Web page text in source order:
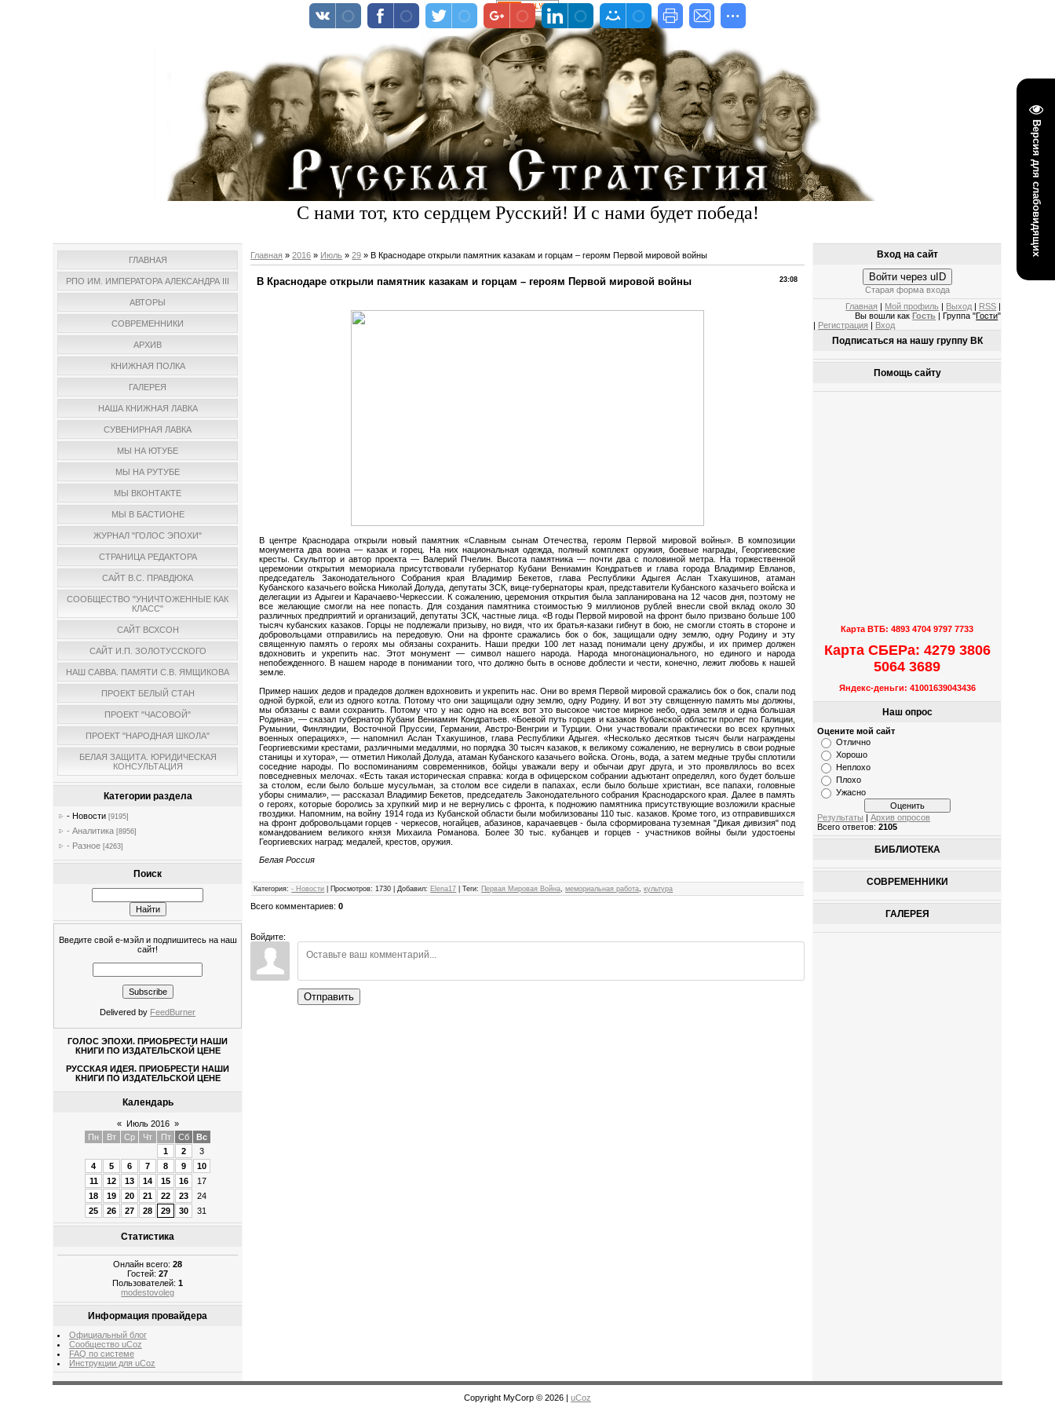
Версия для слабовидящих
С нами тот, кто сердцем Русский! И с нами будет победа!
ГЛАВНАЯ
РПО ИМ. ИМПЕРАТОРА АЛЕКСАНДРА III
АВТОРЫ
СОВРЕМЕННИКИ
АРХИВ
КНИЖНАЯ ПОЛКА
ГАЛЕРЕЯ
НАША КНИЖНАЯ ЛАВКА
СУВЕНИРНАЯ ЛАВКА
МЫ НА ЮТУБЕ
МЫ НА РУТУБЕ
МЫ ВКОНТАКТЕ
МЫ В БАСТИОНЕ
ЖУРНАЛ "ГОЛОС ЭПОХИ"
СТРАНИЦА РЕДАКТОРА
САЙТ В.С. ПРАВДЮКА
СООБЩЕСТВО "УНИЧТОЖЕННЫЕ КАК
КЛАСС"
САЙТ ВСХСОН
САЙТ И.П. ЗОЛОТУССКОГО
НАШ САВВА. ПАМЯТИ С.В. ЯМЩИКОВА
ПРОЕКТ БЕЛЫЙ СТАН
ПРОЕКТ "ЧАСОВОЙ"
ПРОЕКТ "НАРОДНАЯ ШКОЛА"
БЕЛАЯ ЗАЩИТА. ЮРИДИЧЕСКАЯ
КОНСУЛЬТАЦИЯ
Категории раздела
- Новости [9195]
- Аналитика [8956]
- Разное [4263]
Поиск
Введите свой е-мэйл и подпишитесь на наш
сайт!
Delivered by FeedBurner
ГОЛОС ЭПОХИ. ПРИОБРЕСТИ НАШИ
КНИГИ ПО ИЗДАТЕЛЬСКОЙ ЦЕНЕ
РУССКАЯ ИДЕЯ. ПРИОБРЕСТИ НАШИ
КНИГИ ПО ИЗДАТЕЛЬСКОЙ ЦЕНЕ
Календарь
« Июль 2016 »
Пн
Вт Ср Чт Пт Сб
Вс
1
2
3
4
5 6 7 8 9
10
11
12 13 14 15 16
17
18
19 20 21 22 23
24
25
26 27 28 29 30 31
Статистика
Онлайн всего:28
Гостей:27
Пользователей:1
modestovoleg
Информация провайдера
Официальный блог
Сообщество uCoz
FAQ по системе
Инструкции для uCoz
Главная »2016 » Июль » 29 » В Краснодаре открыли памятник казакам и горцам – героям Первой мировой войны
23:08
В Краснодаре открыли памятник казакам и горцам – героям Первой мировой войны
В центре Краснодара открыли новый памятник «Славным сынам Отечества, героям Первой мировой войны». В композиции
монумента два воина — казак и горец. На них национальная одежда, полный комплект оружия, боевые награды, Георгиевские
кресты. Скульптор и автор проекта — Валерий Пчелин. Высота памятника — почти два с половиной метра. На торжественной
церемонии открытия мемориала присутствовали губернатор Кубани Вениамин Кондратьев и глава города Владимир Евланов,
председатель Законодательного Собрания края Владимир Бекетов, глава Республики Адыгея Аслан Тхакушинов, атаман
Кубанского казачьего войска Николай Долуда, депутаты ЗСК, вице-губернаторы края, представители Кубанского казачьего войска и
делегации из Адыгеи и Карачаево-Черкессии. К сожалению, церемония открытия была запланирована на 12 часов дня, поэтому не
все желающие смогли на нее попасть. Для создания памятника стоимостью 9 миллионов рублей внесли свой вклад около 30
различных предприятий и организаций, депутаты ЗСК, частные лица. «В годы Первой мировой на фронт было призвано больше 100
тысяч кубанских казаков. Горцы не подлежали призыву, но видя, что их братья-казаки гибнут в бою, не смогли стоять в стороне и
добровольцами отправились на передовую. Они на фронте сражались бок о бок, защищали одну землю, одну Родину и эту
священную память о героях мы обязаны сохранить. Наши предки 100 лет назад понимали цену дружбы, и их пример должен
вдохновить и укрепить нас. Этот монумент — символ нашего народа. Народа многонационального, но единого и народа
непобежденного. В нашем народе в понимании того, что должно быть в основе доблести и чести, конечно, лежит любовь к нашей
земле.
Пример наших дедов и прадедов должен вдохновить и укрепить нас. Они во время Первой мировой сражались бок о бок, спали под
одной буркой, ели из одного котла. Потому что они защищали одну землю, одну Родину. И вот эту священную память мы должны,
мы обязаны с вами сохранить. Потому что у нас одно на всех вот это высокое чистое мирное небо, одна земля и одна большая
Родина», — сказал губернатор Кубани Вениамин Кондратьев. «Боевой путь горцев и казаков Кубанской области пролег по Галиции,
Румынии, Финляндии, Восточной Пруссии, Германии, Австро-Венгрии и Турции. Они участвовали практически во всех крупных
военных операциях», — напомнил Аслан Тхакушинов, глава Республики Адыгея. «Несколько десятков тысяч были награждены
Георгиевскими крестами, различными медалями, но порядка 30 тысяч казаков, к великому сожалению, не вернулись в свои родные
станицы и хутора», — отметил Николай Долуда, атаман Кубанского казачьего войска. Огонь, вода, а затем медные трубы сплотили
соседние народы. По воспоминаниям современников, бойцы уважали веру и обычаи друг друга, и это проявлялось во всех
повседневных мелочах. «Есть такая историческая справка: когда в офицерском собрании адъютант определял, кого будет больше
за столом, если было больше мусульман, за столом все сидели в папахах, если было больше христиан, все папахи, головные
уборы снимали», — рассказал Владимир Бекетов, председатель Законодательного собрания Краснодарского края. Далее в память
о героях, которые боролись за хрупкий мир и не вернулись с фронта, к подножию памятника присутствующие возложили красные
гвоздики. Напомним, на войну 1914 года из Кубанской области были мобилизованы 110 тыс. казаков. Кроме того, из отправившихся
на фронт добровольцами горцев - черкесов, ногайцев, абазинов, карачаевцев - была сформирована туземная "Дикая дивизия" под
командованием великого князя Михаила Романова. Более 30 тыс. кубанцев и горцев - участников войны были удостоены
Георгиевских наград: медалей, крестов, оружия.
Белая Россия
Категория: - Новости Просмотров: 1730 |Добавил: Elena17 |Теги: Первая Мировая Война,мемориальная работа,культура
Всего комментариев:0
Войдите:
Отправить
Вход на сайт
Войти через uID
Старая форма входа
Главная
Мой профиль Выход RSS
Вы вошли как Гость | Группа "Гости"
Регистрация Вход
Подписаться на нашу группу ВК
Помощь сайту
Карта ВТБ: 4893 4704 9797 7733
Карта СБЕРа: 4279 3806
5064 3689
Яндекс-деньги: 41001639043436
Наш опрос
Оцените мой сайт
Отлично
Хорошо
Неплохо
Плохо
Ужасно
Результаты |Архив опросов
Всего ответов:2105
БИБЛИОТЕКА
СОВРЕМЕННИКИ
ГАЛЕРЕЯ
Copyright MyCorp © 2026 uCoz